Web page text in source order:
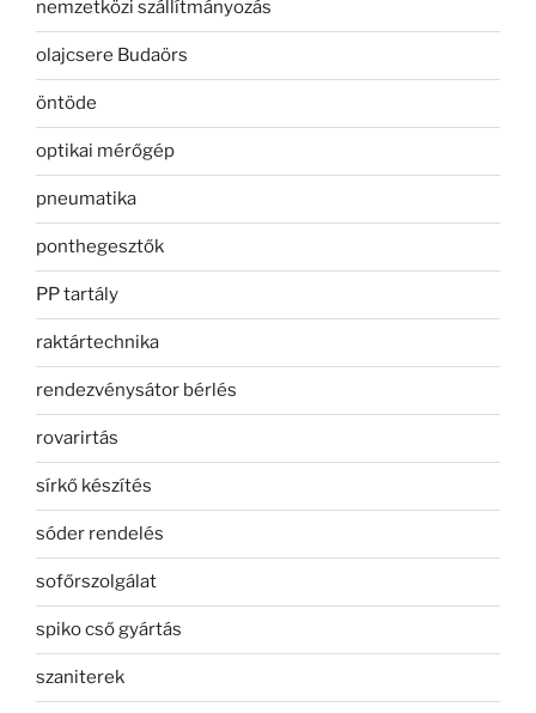
nemzetközi szállítmányozás
olajcsere Budaörs
öntöde
optikai mérőgép
pneumatika
ponthegesztők
PP tartály
raktártechnika
rendezvénysátor bérlés
rovarirtás
sírkő készítés
sóder rendelés
sofőrszolgálat
spiko cső gyártás
szaniterek